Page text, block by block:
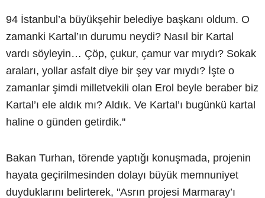
94 İstanbul’a büyükşehir belediye başkanı oldum. O
zamanki Kartal’ın durumu neydi? Nasıl bir Kartal
vardı söyleyin… Çöp, çukur, çamur var mıydı? Sokak
araları, yollar asfalt diye bir şey var mıydı? İşte o
zamanlar şimdi milletvekili olan Erol beyle beraber biz
Kartal’ı ele aldık mı? Aldık. Ve Kartal’ı bugünkü kartal
haline o günden getirdik.''
Bakan Turhan, törende yaptığı konuşmada, projenin
hayata geçirilmesinden dolayı büyük memnuniyet
duyduklarını belirterek, "Asrın projesi Marmaray’ı